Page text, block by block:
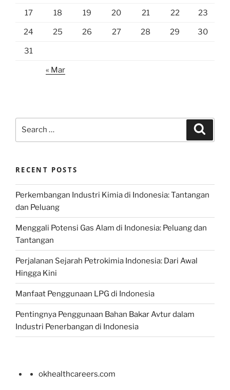
17 18 19 20 21 22 23
24 25 26 27 28 29 30
31
« Mar
RECENT POSTS
Perkembangan Industri Kimia di Indonesia: Tantangan
dan Peluang
Menggali Potensi Gas Alam di Indonesia: Peluang dan
Tantangan
Perjalanan Sejarah Petrokimia Indonesia: Dari Awal
Hingga Kini
Manfaat Penggunaan LPG di Indonesia
Pentingnya Penggunaan Bahan Bakar Avtur dalam
Industri Penerbangan di Indonesia
okhealthcareers.com